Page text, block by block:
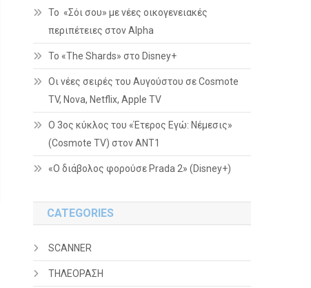
Το «Σόι σου» με νέες οικογενειακές
περιπέτειες στον Alpha
To «The Shards» στο Disney+
Οι νέες σειρές του Αυγούστου σε Cosmote
TV, Nova, Netflix, Apple TV
Ο 3ος κύκλος του «Έτερος Εγώ: Νέμεσις»
(Cosmote TV) στον ΑΝΤ1
«Ο διάβολος φορούσε Prada 2» (Disney+)
CATEGORIES
SCANNER
ΤΗΛΕΟΡΑΣΗ